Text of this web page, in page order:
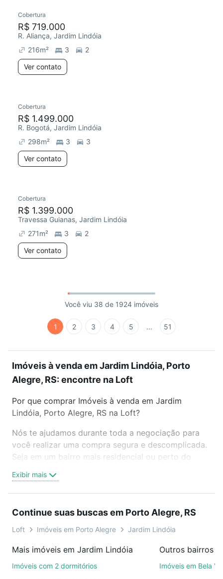
Cobertura
R$ 719.000
R. Aliança, Jardim Lindóia
216m² 3
2
Ver contato
Cobertura
R$ 1.499.000
R. Bogotá, Jardim Lindóia
298m² 3
3
Ver contato
Cobertura
R$ 1.399.000
Travessa Guianas, Jardim Lindóia
271m² 3
2
Ver contato
Você viu 38 de 1924 imóveis
1 2 3 4 5 ... 51
Imóveis à venda em Jardim Lindóia, Porto
Alegre, RS: encontre na Loft
Por que comprar Imóveis à venda em Jardim
Lindóia, Porto Alegre, RS na Loft?
Nós te ajudamos durante toda a negociação para
você realizar uma compra segura e descomplicada.
Seja em um bairro mais residencial ou perto do
oferta ideal de Imóveis à venda em Jardim Lindóia,
Porto Alegre, RS para conquistar seu sonho. Agende
sem compromisso e você ainda conta com mais de
46 mil corretores e imobiliárias te ajudando na
Como escolher um imóvel?
Exibir mais
Continue suas buscas em Porto Alegre, RS
Loft Imóveis em Porto Alegre Jardim Lindóia
Mais imóveis em Jardim Lindóia
Imóveis com 2 dormitórios
Imóveis em Bela